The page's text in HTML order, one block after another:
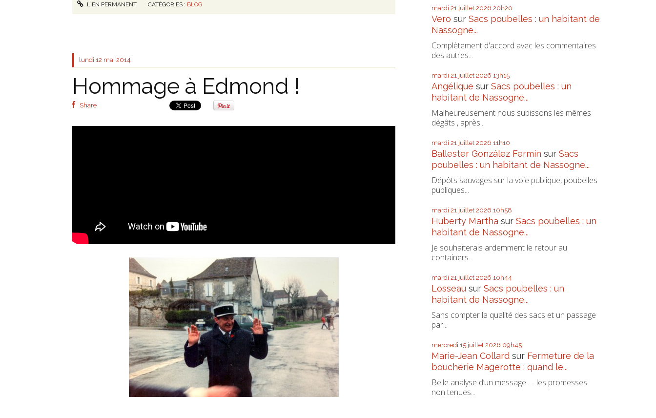
LIEN PERMANENT CATÉGORIES : BLOG
lundi 12 mai 2014
Hommage à Edmond !
Share
mardi 21 juillet 2026 20h20
Vero surSacs poubelles : un habitant de
Nassogne...
Complètement d'accord avec les commentaires
des autres...
mardi 21 juillet 2026 13h15
Angélique surSacs poubelles : un
habitant de Nassogne...
Malheureusement nous subissons les mêmes
dégâts , après...
mardi 21 juillet 2026 11h10
Ballester González Fermín surSacs
poubelles : un habitant de Nassogne...
Dépôts sauvages sur la voie publique, poubelles
publiques...
mardi 21 juillet 2026 10h58
Huberty Martha surSacs poubelles : un
habitant de Nassogne...
Je souhaiterais ardemment le retour au
containers...
mardi 21 juillet 2026 10h44
Losseau surSacs poubelles : un
habitant de Nassogne...
Sans compter la qualité des sacs et un passage
par...
mercredi 15 juillet 2026 09h45
Marie-Jean Collard sur Fermeture de la
boucherie Magerotte : quand le...
Belle analyse d’un message….. les promesses
non tenues...